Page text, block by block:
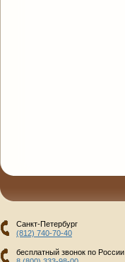
Санкт-Петербург
(812) 740-70-40
бесплатный звонок по России